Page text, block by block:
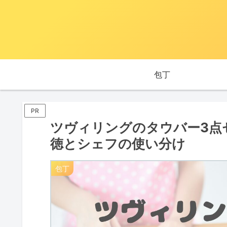
包丁
PR
ツヴィリングのタウバー3
徳とシェフの使い分け
包丁